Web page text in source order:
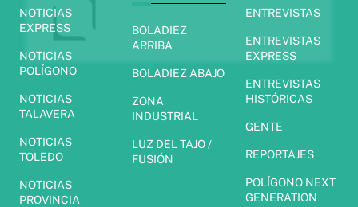
NOTICIAS
EXPRESS
NOTICIAS
POLÍGONO
NOTICIAS
TALAVERA
NOTICIAS
TOLEDO
NOTICIAS
PROVINCIA
BOLADIEZ
ARRIBA
BOLADIEZ ABAJO
ZONA
INDUSTRIAL
LUZ DEL TAJO /
FUSIÓN
ENTREVISTAS
ENTREVISTAS
EXPRESS
ENTREVISTAS
HISTÓRICAS
GENTE
REPORTAJES
POLÍGONO NEXT
GENERATION